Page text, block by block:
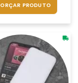
ORÇAR PRODUTO